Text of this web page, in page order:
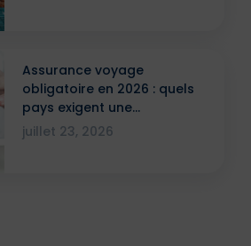
Assurance voyage
obligatoire en 2026 : quels
pays exigent une
attestation ?
juillet 23, 2026